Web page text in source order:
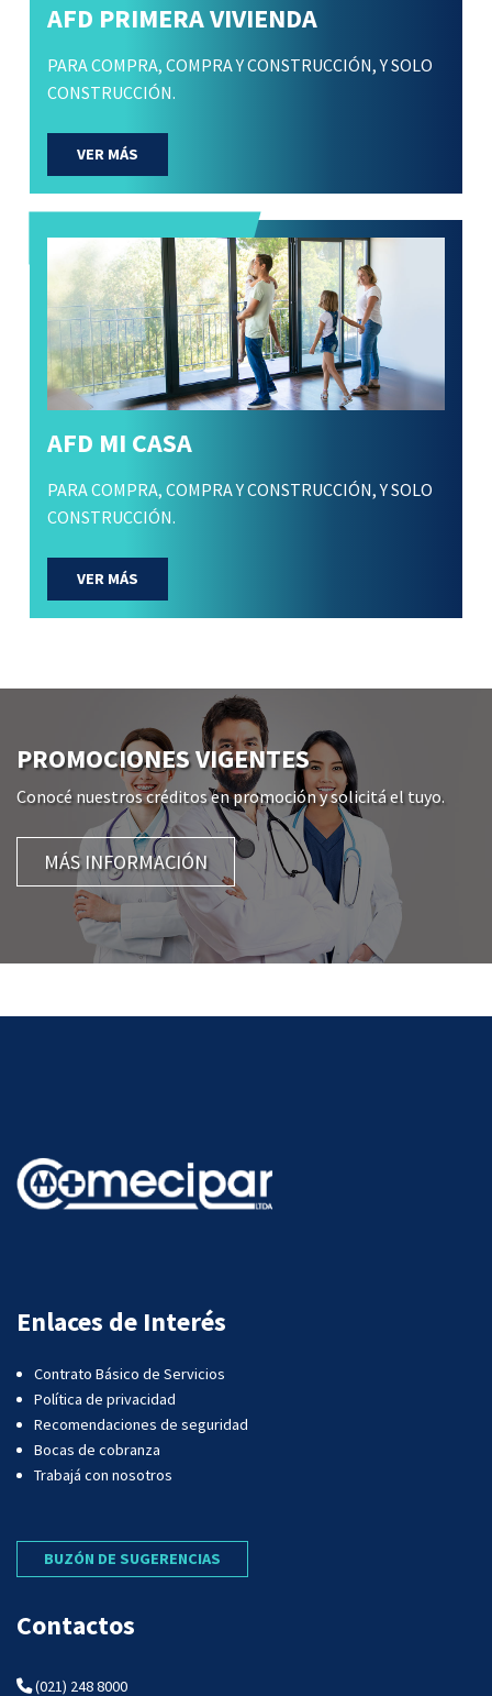
AFD PRIMERA VIVIENDA
PARA COMPRA, COMPRA Y CONSTRUCCIÓN, Y SOLO
CONSTRUCCIÓN.
VER MÁS
AFD MI CASA
PARA COMPRA, COMPRA Y CONSTRUCCIÓN, Y SOLO
CONSTRUCCIÓN.
VER MÁS
PROMOCIONES VIGENTES
Conocé nuestros créditos en promoción y solicitá el tuyo.
MÁS INFORMACIÓN
Enlaces de Interés
Contrato Básico de Servicios
Política de privacidad
Recomendaciones de seguridad
Bocas de cobranza
Trabajá con nosotros
BUZÓN DE SUGERENCIAS
Contactos
(021) 248 8000